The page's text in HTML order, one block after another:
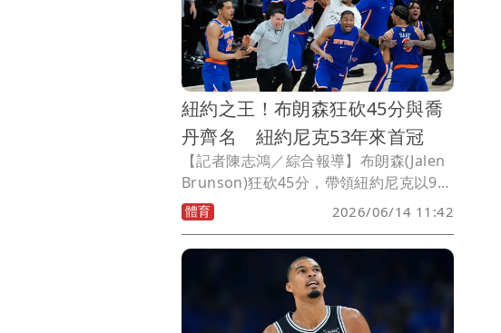
紐約之王！布朗森狂砍45分與喬
丹齊名 紐約尼克53年來首冠
【記者陳志鴻／綜合報導】布朗森(Jalen
Brunson)狂砍45分，帶領紐約尼克以94
比90逆轉地主聖安東尼奧馬刺，以4比1奪
下總冠軍，這是尼克自1973年，53年後
再度奪冠，這也是隊史第3冠，布朗森沒
意外地獲選為總冠軍賽MVP(FMVP)。
體育 2026/06/14 11:42